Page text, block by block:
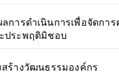
ลการดำเนินการเพื่อจัดการ
ประพฤติมิชอบ
สร้างวัฒนธรรมองค์กร